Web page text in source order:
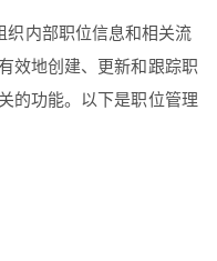
织内部职位信息和相关流
效地创建、更新和跟踪职
的功能。以下是职位管理